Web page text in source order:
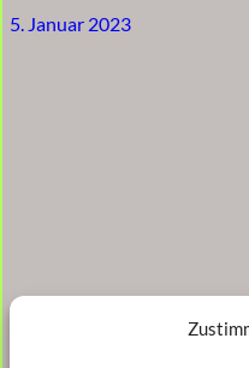
5. Januar 2023